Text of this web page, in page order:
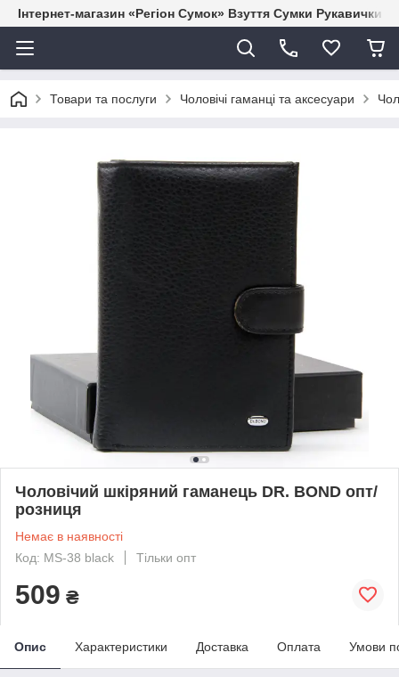
Інтернет-магазин «Регіон Сумок» Взуття Сумки Рукавички
Товари та послуги Чоловічі гаманці та аксесуари
Чоловічий шкіряний гаманець DR. BOND опт/
розниця
Немає в наявності
Код: MS-38 black
Тільки опт
509 ₴
Опис Характеристики Доставка Оплата Умови